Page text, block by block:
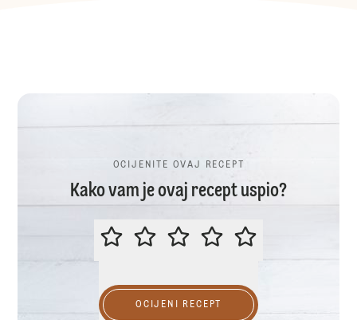
OCIJENITE OVAJ RECEPT
Kako vam je ovaj recept uspio?
OCIJENITE OVAJ RECEPT
OCIJENI RECEPT